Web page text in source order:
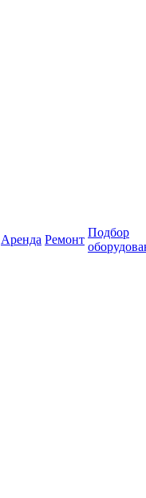
Аренда Ремонт
Подбор